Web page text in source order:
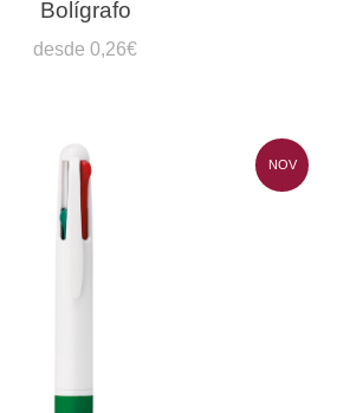
Bolígrafo
desde 0,26€
NOV